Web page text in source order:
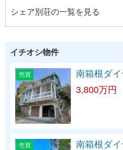
シェア別荘の一覧を見る
イチオシ物件
売買
南箱根ダ
3,800万円
売買
南箱根ダ